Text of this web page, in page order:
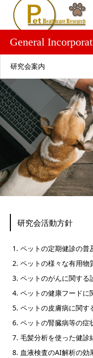
General
研究会案内
研究会活動方針
ペットの定期健診の普
ペットの様々な有用物
ペットのがんに関する
ペットの健康フードに
ペットの皮膚病に関す
ペットの腎臓病等の症
毛髪分析を使った健診
血液検査のAI解析の効